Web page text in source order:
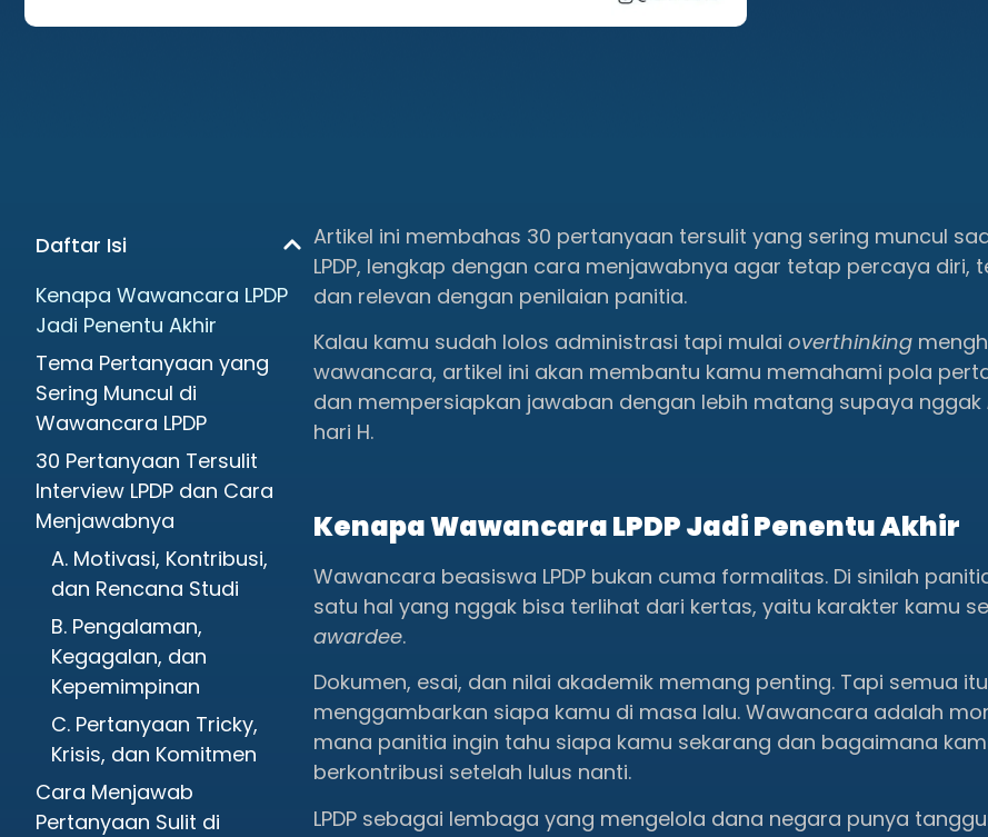
Daftar Isi
Kenapa Wawancara LPDP
Jadi Penentu Akhir
Tema Pertanyaan yang
Sering Muncul di
Wawancara LPDP
30 Pertanyaan Tersulit
Interview LPDP dan Cara
Menjawabnya
A. Motivasi, Kontribusi,
dan Rencana Studi
B. Pengalaman,
Kegagalan, dan
Kepemimpinan
C. Pertanyaan Tricky,
Krisis, dan Komitmen
Cara Menjawab
Pertanyaan Sulit di
Artikel ini membahas 30 pertanyaan tersulit yang sering muncul
LPDP, lengkap dengan cara menjawabnya agar tetap percaya diri,
dan relevan dengan penilaian panitia.
Kalau kamu sudah lolos administrasi tapi mulai overthinking
wawancara, artikel ini akan membantu kamu memahami pola
dan mempersiapkan jawaban dengan lebih matang supaya nggak
hari H.
Kenapa Wawancara LPDP Jadi Penentu Akhir
Wawancara beasiswa LPDP bukan cuma formalitas. Di sinilah
satu hal yang nggak bisa terlihat dari kertas, yaitu karakter kamu
awardee.
Dokumen, esai, dan nilai akademik memang penting. Tapi semua
menggambarkan siapa kamu di masa lalu. Wawancara adalah
mana panitia ingin tahu siapa kamu sekarang dan bagaimana
berkontribusi setelah lulus nanti.
LPDP sebagai lembaga yang mengelola dana negara punya